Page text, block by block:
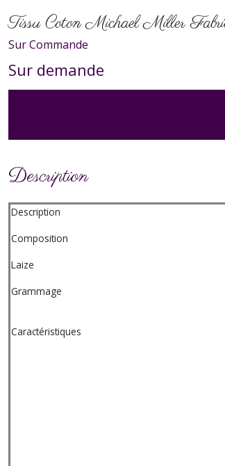
Tissu Coton Michael Miller
Sur Commande
Sur demande
Description
Description
Composition
Laize
Grammage
Caractéristiques